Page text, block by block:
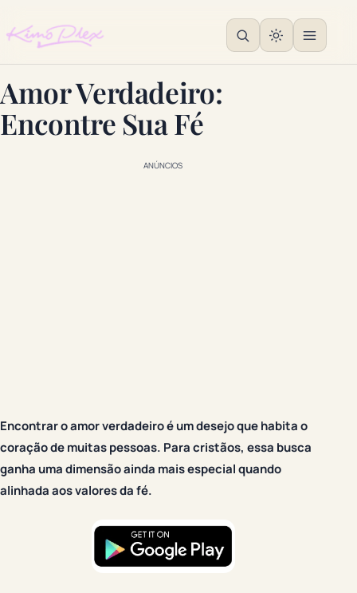
Amor Verdadeiro:
Encontre Sua Fé
ANÚNCIOS
Encontrar o amor verdadeiro é um desejo que habita o
coração de muitas pessoas. Para cristãos, essa busca
ganha uma dimensão ainda mais especial quando
alinhada aos valores da fé.